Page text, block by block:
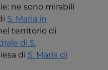
ne sono mirabili
S. Maria in
territorio di
di S.
di S. Maria di